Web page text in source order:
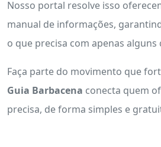
Nosso portal resolve isso
manual de informações,
o que precisa com apenas alguns
Faça parte do movimento que
Guia Barbacena conecta quem
precisa, de forma simples e